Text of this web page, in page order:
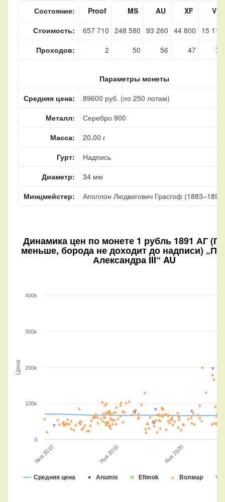
Состояние: Proof MS AU XF
VF
Стоимость:
657 710 248 580 93 260 44 800
15 110
Проходов:
2 50 56 47 77
Параметры монеты
Средняя цена:
89600 руб. (по 250 лотам)
Металл:
Серебро 900
Масса:
20,00 г
Гурт:
Надпись
Диаметр:
34 мм
Минцмейстер:
Аполлон Людвигович Грасгоф (1883–1899)
Динамика цен по монете 1 рубль 1891 АГ
меньше, борода не доходит до надписи)
Александра III“ AU
Цена
Средняя цена Anumis Efimok Волмар
Янв 2010 Янв 2020
Янв 2015
0
100k
200k
300k
400k